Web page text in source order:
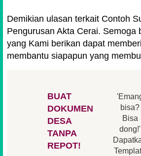
Demikian ulasan terkait Contoh
Pengurusan Akta Cerai. Semoga
yang Kami berikan dapat
membantu siapapun yang
BUAT
DOKUMEN
DESA
TANPA
REPOT!
bisa?
Bisa
dong!'